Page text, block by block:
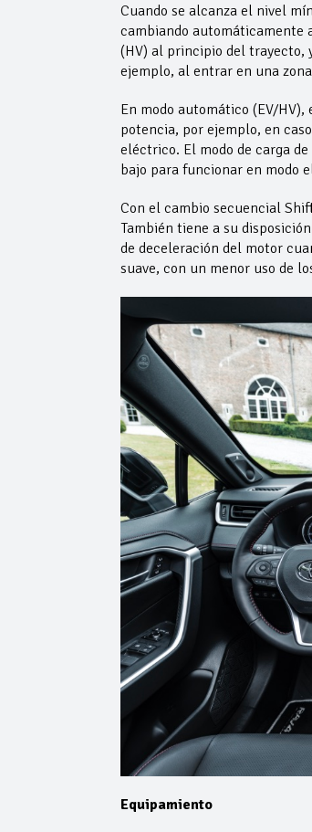
Cuando se alcanza el nivel
cambiando automáticamente
(HV) al principio del trayecto,
ejemplo, al entrar en una
En modo automático (EV/
potencia, por ejemplo, en
eléctrico. El modo de carga
bajo para funcionar en modo
Con el cambio secuencial
También tiene a su
de deceleración del motor
suave, con un menor uso de
Equipamiento